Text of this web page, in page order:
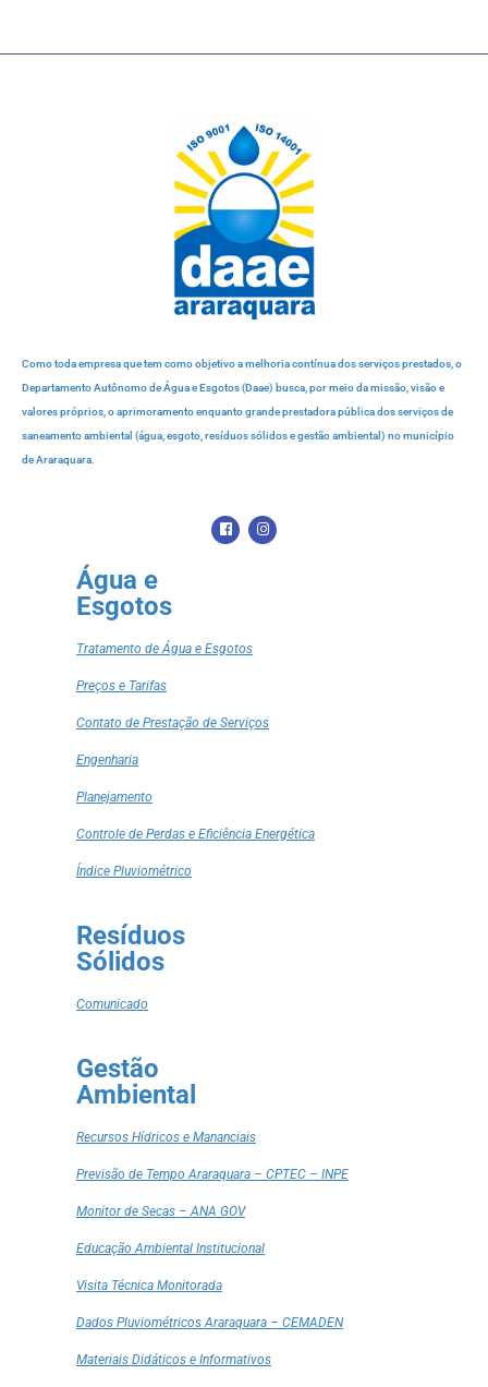
Como toda empresa que tem como objetivo a melhoria contínua dos serviços prestados, o
Departamento Autônomo de Água e Esgotos (Daae) busca, por meio da missão, visão e
valores próprios, o aprimoramento enquanto grande prestadora pública dos serviços de
saneamento ambiental (água, esgoto, resíduos sólidos e gestão ambiental) no município
de Araraquara.
Água e
Esgotos
Tratamento de Água e Esgotos
Preços e Tarifas
Contato de Prestação de Serviços
Engenharia
Planejamento
Controle de Perdas e Eficiência Energética
Índice Pluviométrico
Resíduos
Sólidos
Comunicado
Gestão
Ambiental
Recursos Hídricos e Mananciais
Previsão de Tempo Araraquara – CPTEC – INPE
Monitor de Secas – ANA GOV
Educação Ambiental Institucional
Visita Técnica Monitorada
Dados Pluviométricos Araraquara – CEMADEN
Materiais Didáticos e Informativos